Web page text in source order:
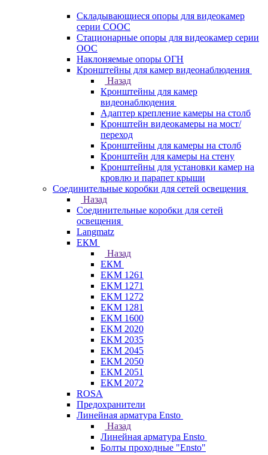
Складывающиеся опоры для видеокамер
серии СООС
Стационарные опоры для видеокамер серии
ООС
Наклоняемые опоры ОГН
Кронштейны для камер видеонаблюдения
Назад
Кронштейны для камер
видеонаблюдения
Адаптер крепление камеры на столб
Кронштейн видеокамеры на мост/
переход
Кронштейны для камеры на столб
Кронштейн для камеры на стену
Кронштейны для установки камер на
кровлю и парапет крыши
Соединительные коробки для сетей освещения
Назад
Соединительные коробки для сетей
освещения
Langmatz
ЕКМ
Назад
ЕКМ
EKM 1261
EKM 1271
EKM 1272
EKM 1281
EKM 1600
EKM 2020
EKM 2035
EKM 2045
EKM 2050
EKM 2051
EKM 2072
ROSA
Предохранители
Линейная арматура Ensto
Назад
Линейная арматура Ensto
Болты проходные "Ensto"